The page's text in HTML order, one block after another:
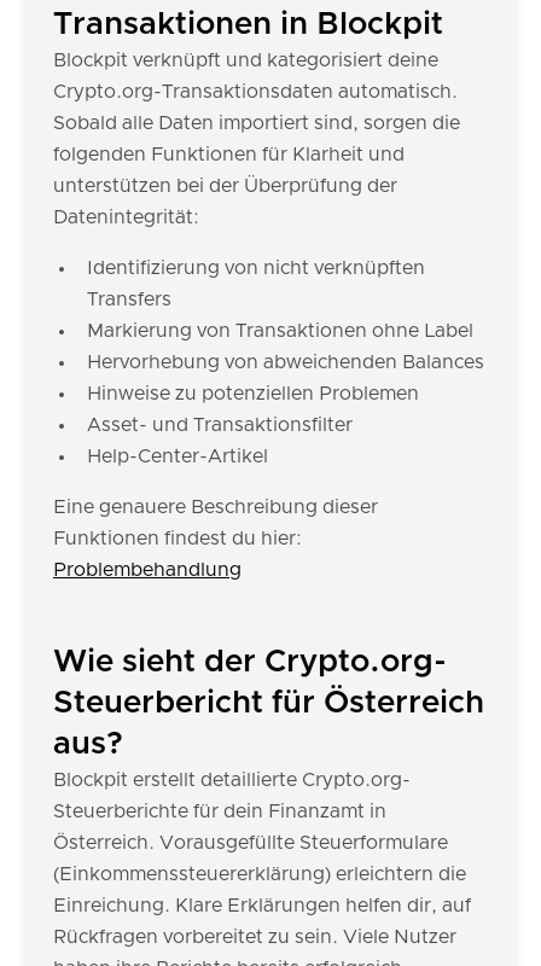
Transaktionen in Blockpit
Blockpit verknüpft und kategorisiert deine
Crypto.org-Transaktionsdaten automatisch.
Sobald alle Daten importiert sind, sorgen die
folgenden Funktionen für Klarheit und
unterstützen bei der Überprüfung der
Datenintegrität:
Identifizierung von nicht verknüpften
Transfers
Markierung von Transaktionen ohne Label
Hervorhebung von abweichenden Balances
Hinweise zu potenziellen Problemen
Asset- und Transaktionsfilter
Help-Center-Artikel
Eine genauere Beschreibung dieser
Funktionen findest du hier:
Problembehandlung
Wie sieht der Crypto.org-
Steuerbericht für Österreich
aus?
Blockpit erstellt detaillierte Crypto.org-
Steuerberichte für dein Finanzamt in
Österreich. Vorausgefüllte Steuerformulare
(Einkommenssteuererklärung) erleichtern die
Einreichung. Klare Erklärungen helfen dir, auf
Rückfragen vorbereitet zu sein. Viele Nutzer